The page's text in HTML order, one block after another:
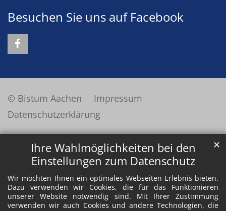
Ihre Wahlmöglichkeiten bei den
Einstellungen zum Datenschutz
Wir möchten Ihnen ein optimales Webseiten-Erlebnis bieten.
Dazu verwenden wir Cookies, die für das Funktionieren
unserer Website notwendig sind. Mit Ihrer Zustimmung
verwenden wir auch Cookies und andere Technologien, die
✕
Besuchen Sie uns auf Facebook
© Bistum Aachen
Impressum
Datenschutzerklärung